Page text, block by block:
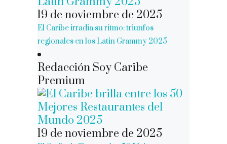
19 de noviembre de 2025
El Caribe irradia su ritmo: triunfos
regionales en los Latin Grammy 2025
Redacción Soy Caribe
Premium
19 de noviembre de 2025